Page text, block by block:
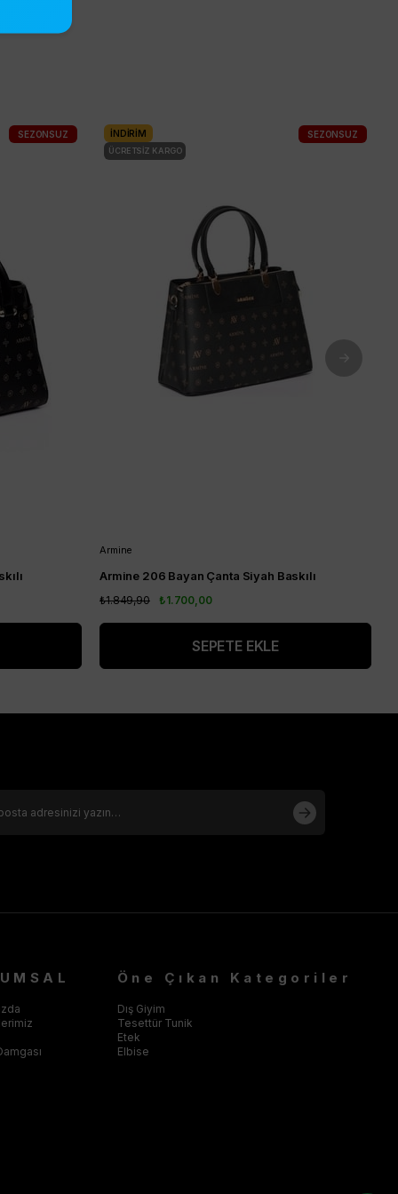
imza parçası olacak.
SEZONSUZ
Armine
Armine 206 Bayan Çanta Siyah Baskılı
₺1.700,00
₺1.849,90
SEPETE EKLE
İNDIRIM
ÜCRETSIZ KARGO
SEZONSUZ
Öne Çıkan Kategoriler
Dış Giyim
Tesettür Tunik
Etek
Elbise